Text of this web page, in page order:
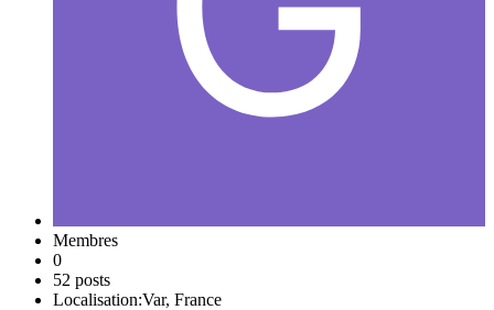
Membres
0
52 posts
Localisation:Var, France